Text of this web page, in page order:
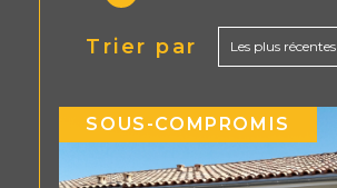
Trier par Les plus récentes
SOUS-COMPROMIS